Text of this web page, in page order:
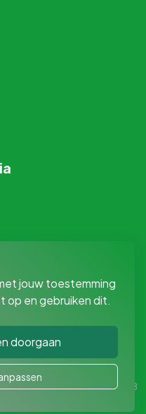
doorJamilo CMS xiZiWEB
jouw toestemming
op en gebruiken dit.
doorgaan